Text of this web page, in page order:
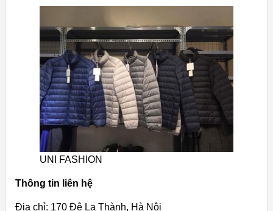
UNI FASHION
Thông tin liên hệ
Địa chỉ: 170 Đê La Thành, Hà Nội